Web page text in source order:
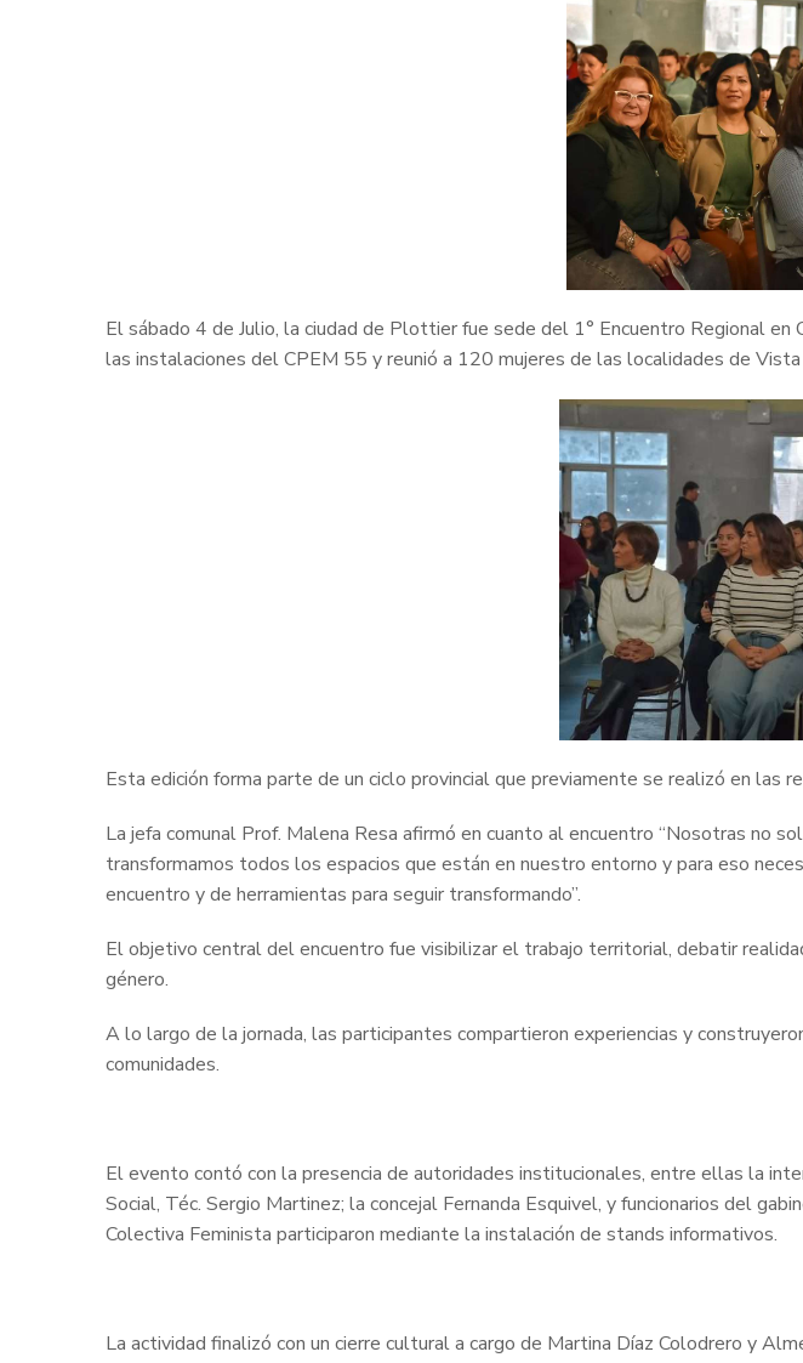
El sábado 4 de Julio, la ciudad de Plottier fue sede del 1° Encuentro Regional
las instalaciones del CPEM 55 y reunió a 120 mujeres de las localidades de
Esta edición forma parte de un ciclo provincial que previamente se realizó en las
La jefa comunal Prof. Malena Resa afirmó en cuanto al encuentro “Nosotras no
transformamos todos los espacios que están en nuestro entorno y para eso
encuentro y de herramientas para seguir transformando”.
El objetivo central del encuentro fue visibilizar el trabajo territorial, debatir
género.
A lo largo de la jornada, las participantes compartieron experiencias y
comunidades.
El evento contó con la presencia de autoridades institucionales, entre ellas la
Social, Téc. Sergio Martinez; la concejal Fernanda Esquivel, y funcionarios del
Colectiva Feminista participaron mediante la instalación de stands informativos.
La actividad finalizó con un cierre cultural a cargo de Martina Díaz Colodrero y